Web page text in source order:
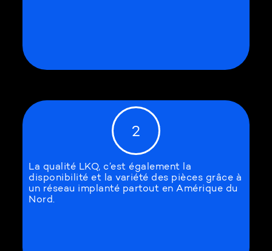
2
La qualité LKQ, c’est également la
disponibilité et la variété des pièces grâce à
un réseau implanté partout en Amérique du
Nord.